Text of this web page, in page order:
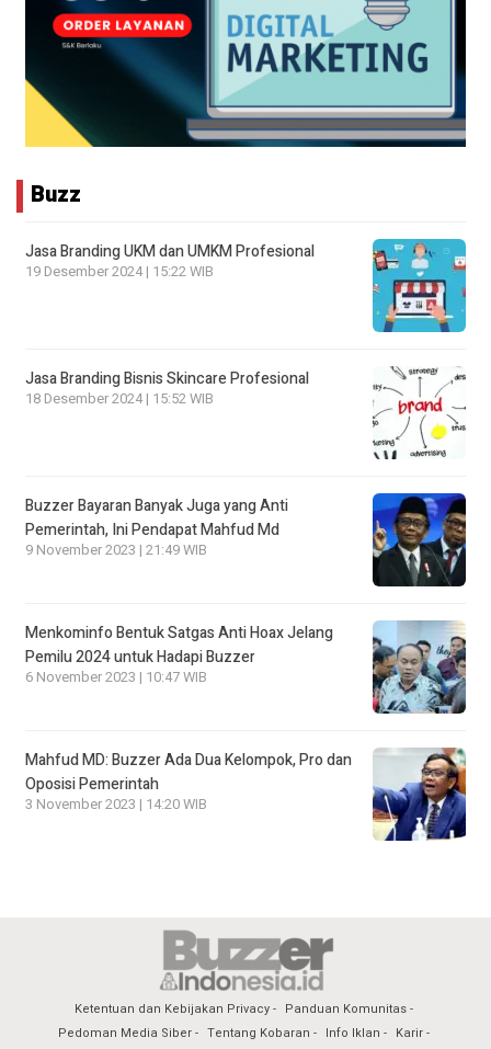
Buzz
Jasa Branding UKM dan UMKM Profesional
19 Desember 2024 | 15:22 WIB
Jasa Branding Bisnis Skincare Profesional
18 Desember 2024 | 15:52 WIB
Buzzer Bayaran Banyak Juga yang Anti
Pemerintah, Ini Pendapat Mahfud Md
9 November 2023 | 21:49 WIB
Menkominfo Bentuk Satgas Anti Hoax Jelang
Pemilu 2024 untuk Hadapi Buzzer
6 November 2023 | 10:47 WIB
Mahfud MD: Buzzer Ada Dua Kelompok, Pro dan
Oposisi Pemerintah
3 November 2023 | 14:20 WIB
Ketentuan dan Kebijakan Privacy
Panduan Komunitas
Pedoman Media Siber
Tentang Kobaran Info Iklan
Karir